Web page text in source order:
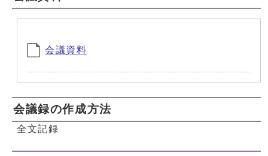
会議資料
会議録の作成方法
全文記録